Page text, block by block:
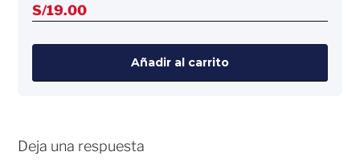
S/19.00
Añadir al carrito
Deja una respuesta